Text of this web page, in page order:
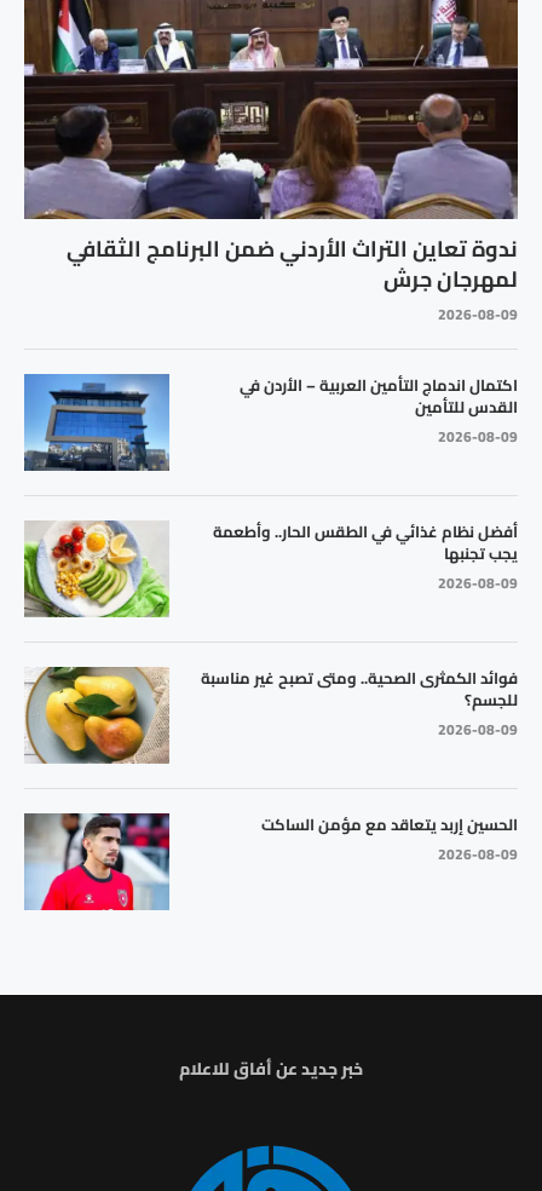
ندوة تعاين التراث الأردني ضمن البرنامج الثقافي
لمهرجان جرش
2026-08-09
اكتمال اندماج التأمين العربية – الأردن في
القدس للتأمين
2026-08-09
أفضل نظام غذائي في الطقس الحار.. وأطعمة
يجب تجنبها
2026-08-09
فوائد الكمثرى الصحية.. ومتى تصبح غير مناسبة
للجسم؟
2026-08-09
الحسين إربد يتعاقد مع مؤمن الساكت
2026-08-09
خبر جديد عن أفاق للاعلام